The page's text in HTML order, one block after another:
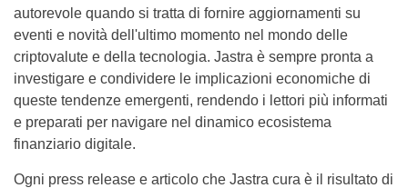
autorevole quando si tratta di fornire aggiornamenti su
eventi e novità dell'ultimo momento nel mondo delle
criptovalute e della tecnologia. Jastra è sempre pronta a
investigare e condividere le implicazioni economiche di
queste tendenze emergenti, rendendo i lettori più informati
e preparati per navigare nel dinamico ecosistema
finanziario digitale.
Ogni press release e articolo che Jastra cura è il risultato di